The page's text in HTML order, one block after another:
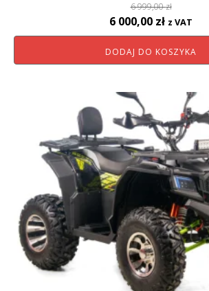
6 999,00zł
Pierwotna
cena
wynosiła:
999,00 zł.
6 000,00 złAktualna
cena
wynosi:
000,00 zł.
z VAT
DODAJ DO KOSZYKA